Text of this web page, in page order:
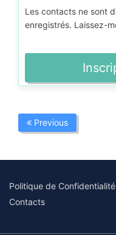
Les contacts ne sont
enregistrés. Laissez-
Previous
Politique de Confidentialité
Contacts